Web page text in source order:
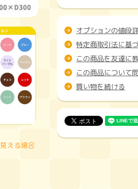
える場合
オプションの値段
特定商取引法に基
この商品を友達に
この商品について
買い物を続ける